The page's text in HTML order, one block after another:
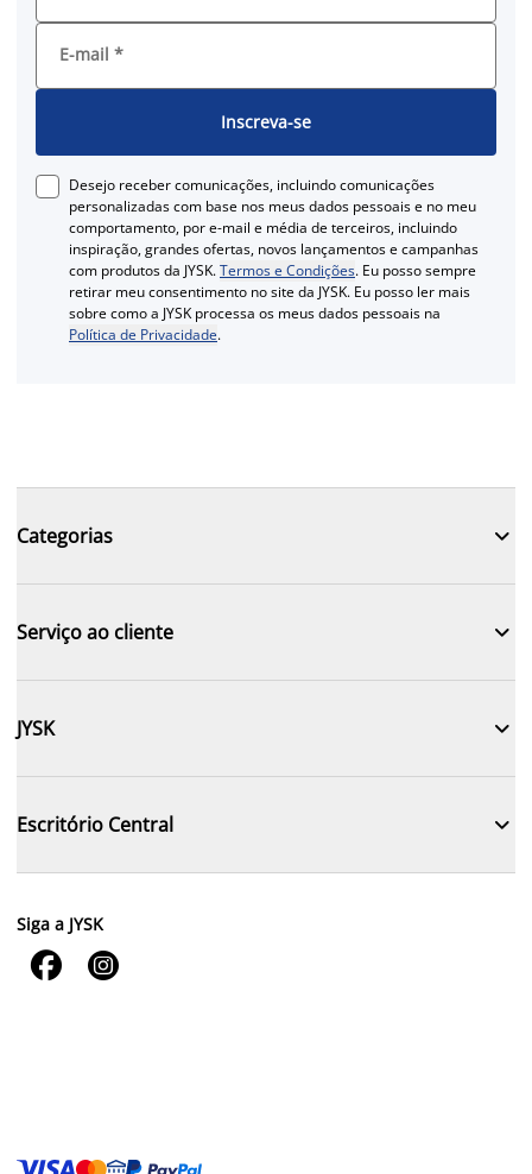
E-mail *
Inscreva-se
Desejo receber comunicações, incluindo comunicações
personalizadas com base nos meus dados pessoais e no meu
comportamento, por e-mail e média de terceiros, incluindo
inspiração, grandes ofertas, novos lançamentos e campanhas
com produtos da JYSK.Termos e Condições. Eu posso sempre
retirar meu consentimento no site da JYSK. Eu posso ler mais
sobre como a JYSK processa os meus dados pessoais na
Política de Privacidade.
Categorias 
Serviço ao cliente 
JYSK 
Escritório Central 
Siga a JYSK
 